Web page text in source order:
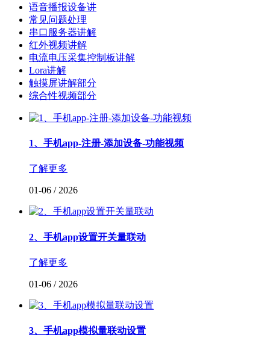
语音播报设备讲
常见问题处理
串口服务器讲解
红外视频讲解
电流电压采集控制板讲解
Lora讲解
触摸屏讲解部分
综合性视频部分
1、手机app-注册-添加设备-功能视频
了解更多
01-06 / 2026
2、手机app设置开关量联动
了解更多
01-06 / 2026
3、手机app模拟量联动设置